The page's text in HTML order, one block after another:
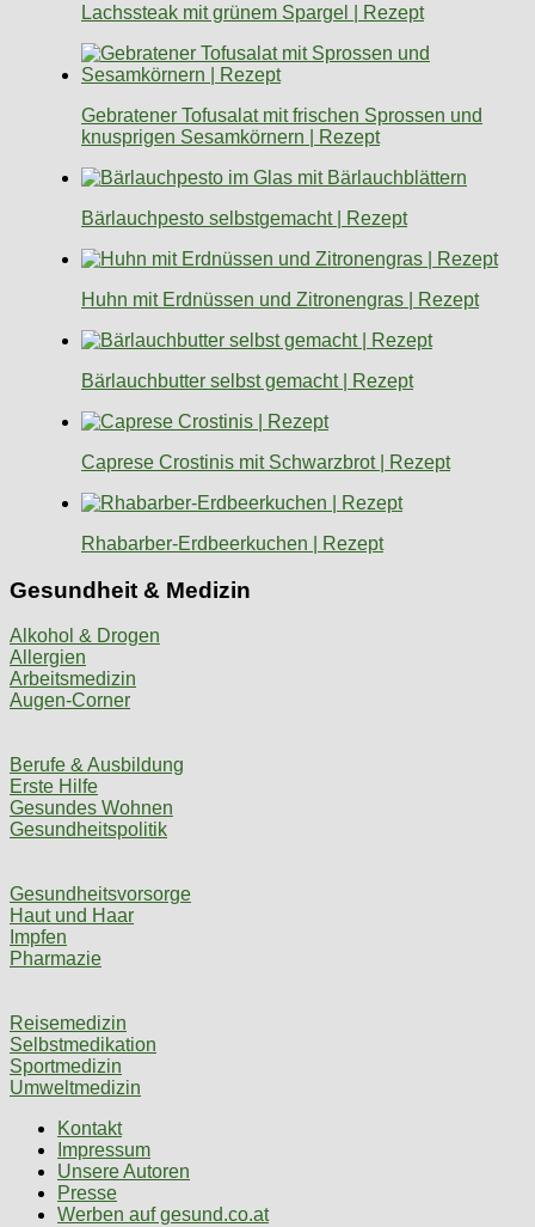
Lachssteak mit grünem Spargel | Rezept
Gebratener Tofusalat mit frischen Sprossen und
knusprigen Sesamkörnern | Rezept
Bärlauchpesto selbstgemacht | Rezept
Huhn mit Erdnüssen und Zitronengras | Rezept
Bärlauchbutter selbst gemacht | Rezept
Caprese Crostinis mit Schwarzbrot | Rezept
Rhabarber-Erdbeerkuchen | Rezept
Gesundheit & Medizin
Alkohol & Drogen
Allergien
Arbeitsmedizin
Augen-Corner
Berufe & Ausbildung
Erste Hilfe
Gesundes Wohnen
Gesundheitspolitik
Gesundheitsvorsorge
Haut und Haar
Impfen
Pharmazie
Reisemedizin
Selbstmedikation
Sportmedizin
Umweltmedizin
Kontakt
Impressum
Unsere Autoren
Presse
Werben auf gesund.co.at